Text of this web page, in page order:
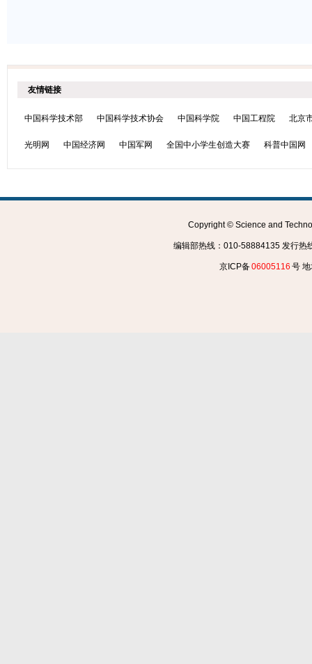
友情链接
中国科学技术部 中国科学技术协会 中国科学院 中国工程院 北京
光明网 中国经济网 中国军网 全国中小学生创造大赛 科普中国网
Copyright © Science and
编辑部热线：010-58884135 发行
京ICP备06005116 号